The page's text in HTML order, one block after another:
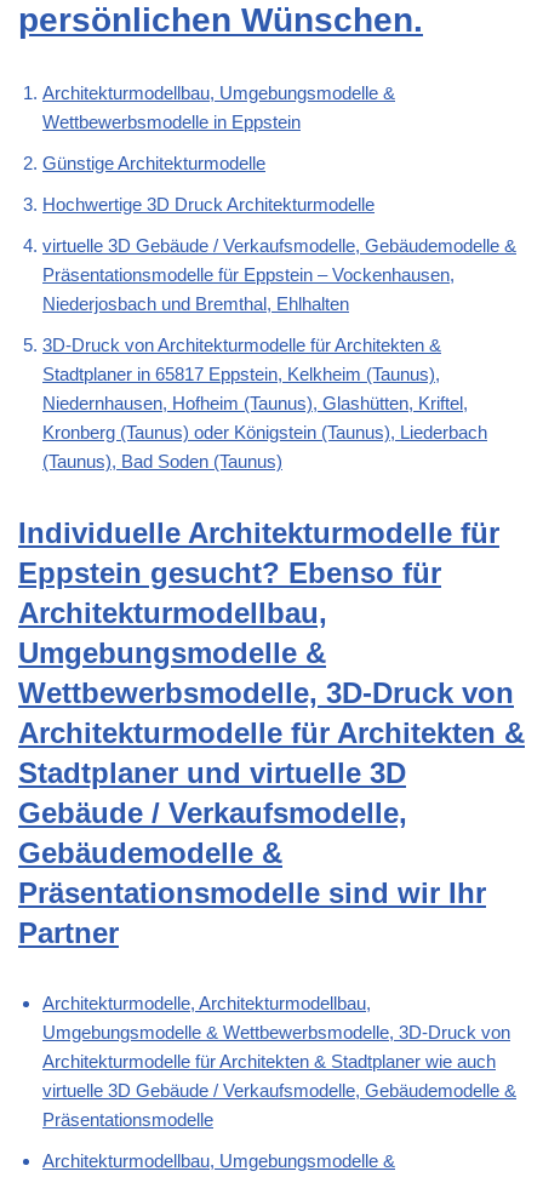
persönlichen Wünschen.
Architekturmodellbau, Umgebungsmodelle &
Wettbewerbsmodelle in Eppstein
Günstige Architekturmodelle
Hochwertige 3D Druck Architekturmodelle
virtuelle 3D Gebäude / Verkaufsmodelle, Gebäudemodelle &
Präsentationsmodelle für Eppstein – Vockenhausen,
Niederjosbach und Bremthal, Ehlhalten
3D-Druck von Architekturmodelle für Architekten &
Stadtplaner in 65817 Eppstein, Kelkheim (Taunus),
Niedernhausen, Hofheim (Taunus), Glashütten, Kriftel,
Kronberg (Taunus) oder Königstein (Taunus), Liederbach
(Taunus), Bad Soden (Taunus)
Individuelle Architekturmodelle für
Eppstein gesucht? Ebenso für
Architekturmodellbau,
Umgebungsmodelle &
Wettbewerbsmodelle, 3D-Druck von
Architekturmodelle für Architekten &
Stadtplaner und virtuelle 3D
Gebäude / Verkaufsmodelle,
Gebäudemodelle &
Präsentationsmodelle sind wir Ihr
Partner
Architekturmodelle, Architekturmodellbau,
Umgebungsmodelle & Wettbewerbsmodelle, 3D-Druck von
Architekturmodelle für Architekten & Stadtplaner wie auch
virtuelle 3D Gebäude / Verkaufsmodelle, Gebäudemodelle &
Präsentationsmodelle
Architekturmodellbau, Umgebungsmodelle &